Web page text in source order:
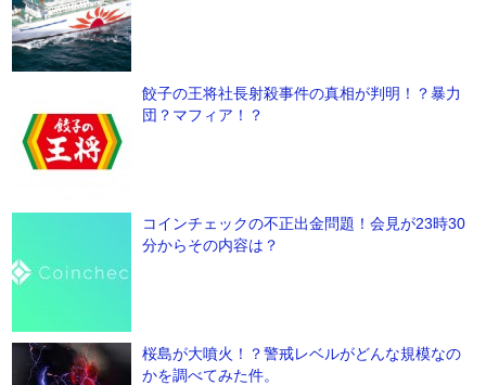
餃子の王将社長射殺事件の真相が判明！？暴力
団？マフィア！？
コインチェックの不正出金問題！会見が23時30
分からその内容は？
桜島が大噴火！？警戒レベルがどんな規模なの
かを調べてみた件。